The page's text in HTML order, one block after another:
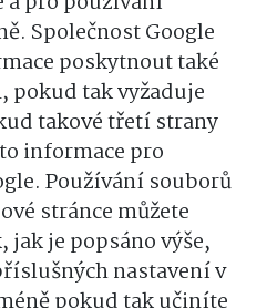
Společnost Google
poskytnout také
tak vyžaduje
takové třetí strany
informace pro
Používání souborů
stránce můžete
jak je popsáno výše,
nastavení v